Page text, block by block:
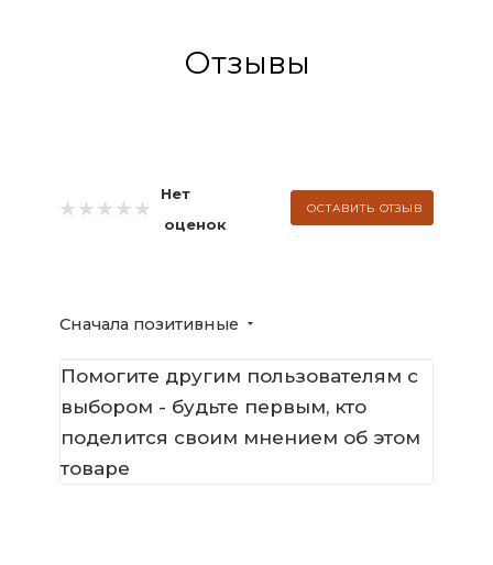
Отзывы
Нет
оценок
ОСТАВИТЬ ОТЗЫВ
Сначала позитивные
Помогите другим пользователям с
выбором - будьте первым, кто
поделится своим мнением об этом
товаре